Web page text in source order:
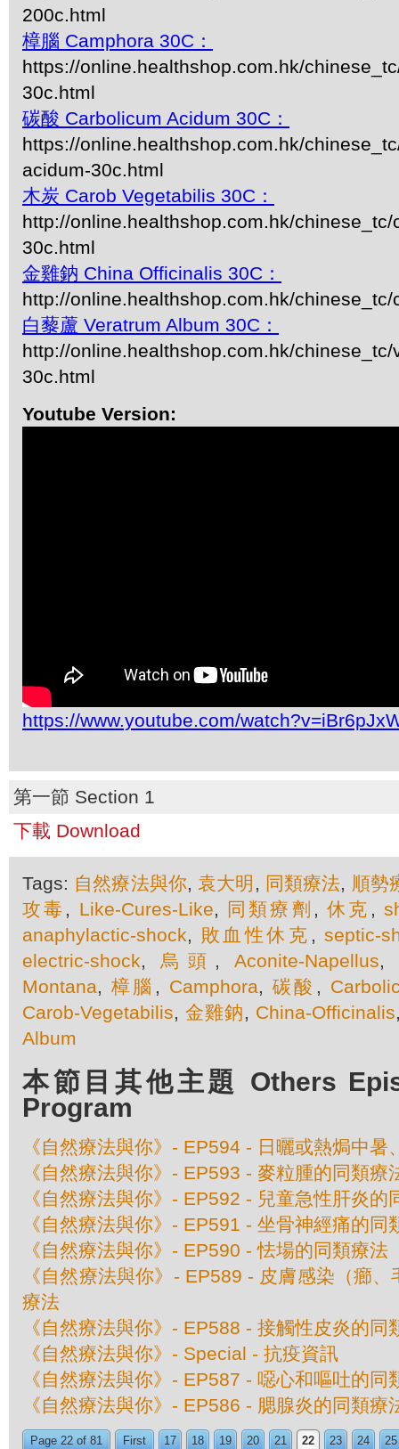
200c.html
樟腦 Camphora 30C：
https://online.healthshop.com.hk/
30c.html
碳酸 Carbolicum Acidum 30C：
https://online.healthshop.com.hk/
acidum-30c.html
木炭 Carob Vegetabilis 30C：
http://online.healthshop.com.hk/
30c.html
金雞鈉 China Officinalis 30C：
http://online.healthshop.com.hk/
白藜蘆 Veratrum Album 30C：
http://online.healthshop.com.hk/
30c.html
Youtube Version:
https://www.youtube.com/
第一節 Section 1
下載 Download
Tags: 自然療法與你,袁大明 , 同類療法, 順勢
攻毒 , Like-Cures-Like, 同類療劑 ,休克 ,
anaphylactic-shock, 敗血性休克 ,septic-
electric-shock, 烏頭 ,Aconite-Napellus,
Montana, 樟腦 , Camphora, 碳酸 ,
Carob-Vegetabilis, 金雞鈉, China-Officinalis
Album
本節目其他主題 Others
Program
《自然療法與你》- EP594 - 日曬或熱焗中暑
《自然療法與你》- EP593 - 麥粒腫的同類療
《自然療法與你》- EP592 - 兒童急性肝炎的
《自然療法與你》- EP591 - 坐骨神經痛的同
《自然療法與你》- EP590 - 怯場的同類療法
《自然療法與你》- EP589 - 皮膚感染（癤
療法
《自然療法與你》- EP588 - 接觸性皮炎的同
《自然療法與你》- Special - 抗疫資訊
《自然療法與你》- EP587 - 噁心和嘔吐的同
《自然療法與你》- EP586 - 腮腺炎的同類療
Page 22 of 81 First 17 18 19 20 21 22 23 24 25